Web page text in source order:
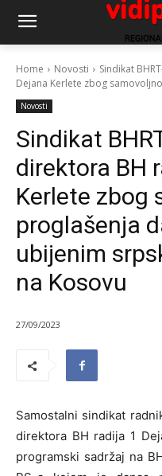
Home Novosti
Sindikat
Dejana Kerlete zbog
Novosti
Sindikat
direktora BH
Kerlete zbog
proglašenja
ubijenim
na Kosovu
27/09/2023
Samostalni sindikat
direktora BH radija 1
programski sadržaj na